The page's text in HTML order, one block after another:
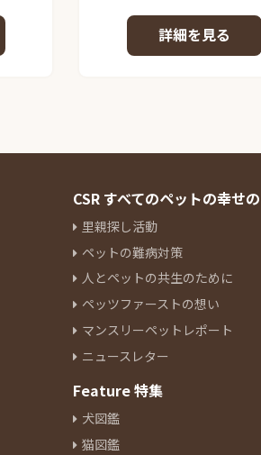
詳細を見る
CSR すべてのペットの幸せ
里親探し活動
ペットの難病対策
人とペットの共生のために
ペッツファーストの想い
マンスリーペットレポート
ニュースレター
Feature 特集
犬図鑑
猫図鑑